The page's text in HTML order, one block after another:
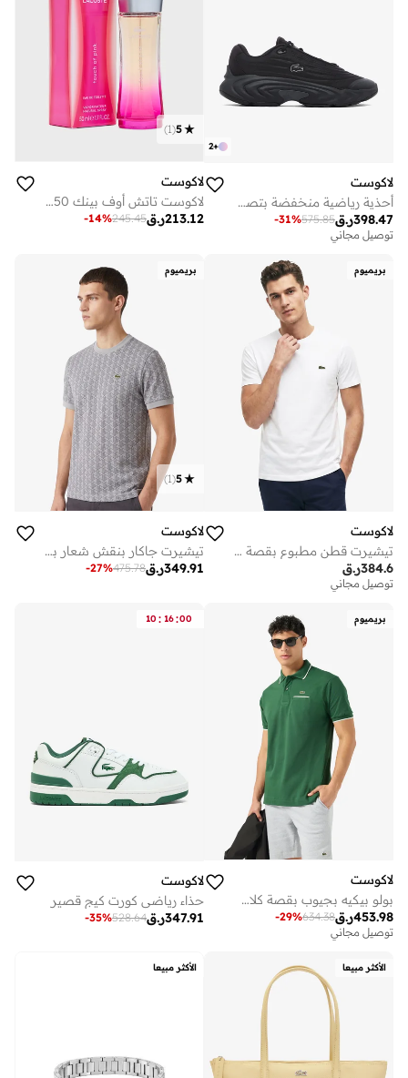
+
2
لاكوست
أحذية رياضية منخفضة بتصميم عصري
ر.ق398.47
575.85
-31%
توصيل مجاني
5
(
1
)
لاكوست
لاكوست تاتش أوف بينك 50 مل
ر.ق213.12
245.45
-14%
بريميوم
لاكوست
تيشيرت قطن مطبوع بقصة عادية
ر.ق384.6
توصيل مجاني
بريميوم
5
(
1
)
لاكوست
تيشيرت جاكار بنقش شعار بتصميم كلاسيكي
ر.ق349.91
475.78
-27%
بريميوم
لاكوست
بولو بيكيه بجيوب بقصة كلاسيكية
ر.ق453.98
634.38
-29%
توصيل مجاني
10 : 16:00
لاكوست
حذاء رياضي كورت كيج قصير
ر.ق347.91
528.64
-35%
الأكثر مبيعا الأكثر مبيعا